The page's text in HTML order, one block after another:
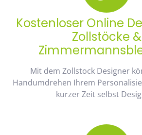
Kostenloser Online
Zollstöcke &
Mit dem Zollstock Designer
Handumdrehen Ihrem
kurzer Zeit selbst